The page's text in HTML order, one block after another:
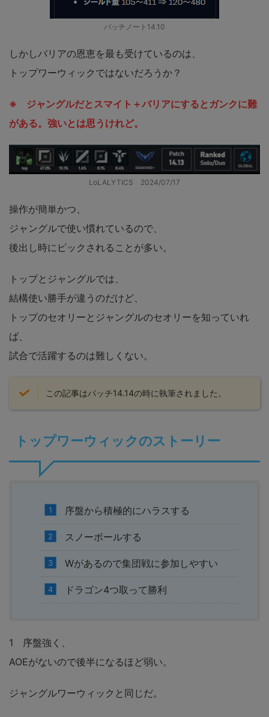
パッチノート14.10
しかしバリアの恩恵を最も受けているのは、
トップワーウィックではないだろうか？
※ ジャングルだとスマイト＋バリアにするとガンクに難
がある。強いとは思うけれど。
LoLALYTICS 2024/07/17
操作が簡単かつ、
ジャングルで使い慣れているので、
後出し時にピックされることが多い。
トップとジャングルでは、
結構使い勝手が違うのだけど、
トップのセオリーとジャングルのセオリーを知っていれ
ば、
試合で活躍するのは難しくない。
この記事はパッチ14.14の時に執筆されました。
トップワーウィックのストーリー
序盤から積極的にハラスする
スノーボールする
Wがあるので集団戦に参加しやすい
ドラゴン4つ取って勝利
1 序盤強く、
AOEがないので後半になるほど弱い。
ジャングルワーウィックと同じだ。